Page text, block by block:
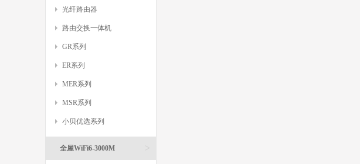
光纤路由器
路由交换一体机
GR系列
ER系列
MER系列
MSR系列
小贝优选系列
全屋WiFi6-3000M